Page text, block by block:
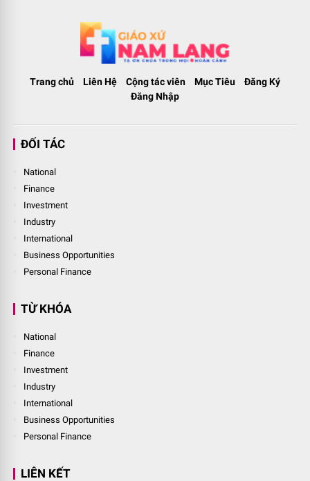
Trang chủ Liên Hệ Cộng tác viên Mục Tiêu
Đăng Ký
Đăng Nhập
ĐỐI TÁC
National
Finance
Investment
Industry
International
Business Opportunities
Personal Finance
TỪ KHÓA
National
Finance
Investment
Industry
International
Business Opportunities
Personal Finance
LIÊN KẾT